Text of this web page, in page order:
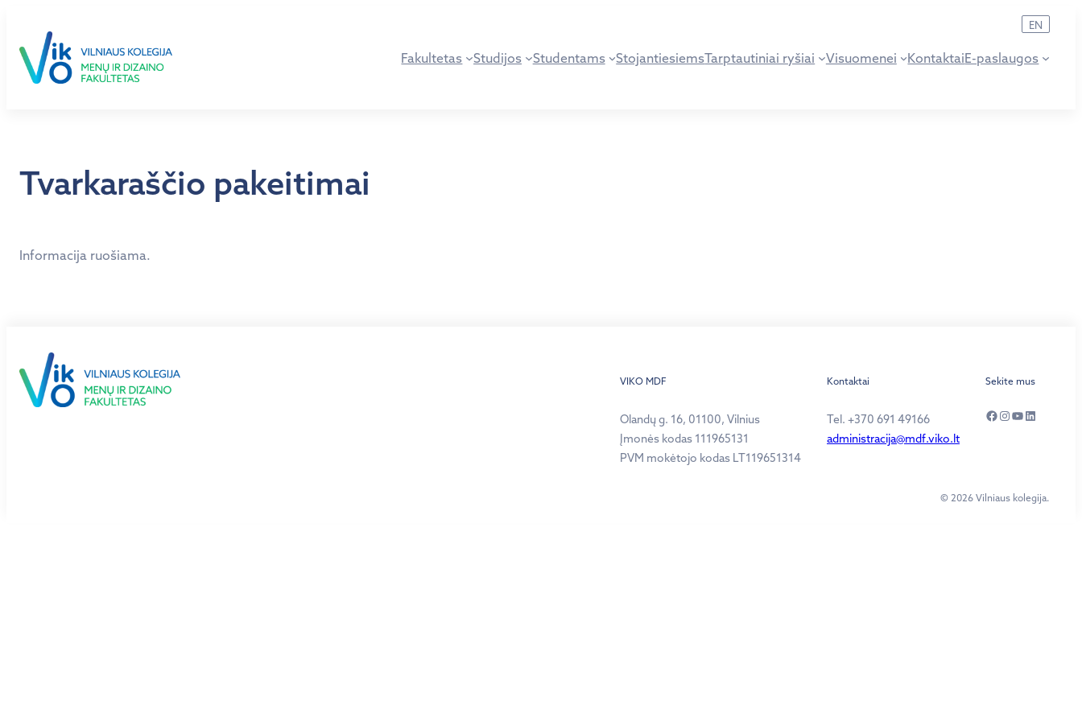
turinio
Fakultetas Studijos Studentams StojantiesiemsTarptautiniai ryšiai Visuomenei KontaktaiE-paslaugos
EN
Tvarkaraščio pakeitimai
Informacija ruošiama.
VIKO MDF
Olandų g. 16, 01100, Vilnius
Įmonės kodas 111965131
PVM mokėtojo kodas LT119651314
Kontaktai
Tel. +370 691 49166
administracija@mdf.viko.lt
Sekite mus
Facebook
Instagram
YouTube
LinkedIn
© 2026 Vilniaus kolegija.